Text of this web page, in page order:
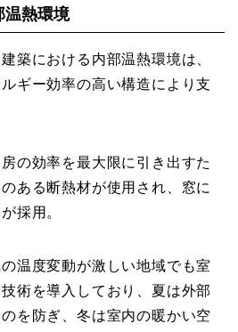
温熱環境
築における内部温熱環境は、
ギー効率の高い構造により支
の効率を最大限に引き出すた
ある断熱材が使用され、窓に
採用。
温度変動が激しい地域でも室
術を導入しており、夏は外部
を防ぎ、冬は室内の暖かい空